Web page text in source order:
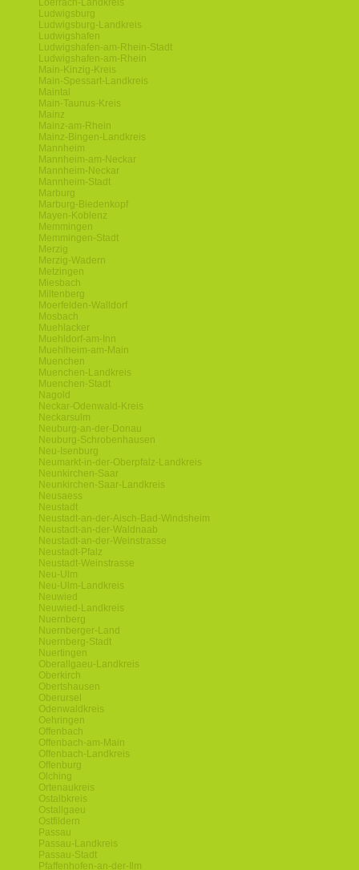
Loerrach-Landkreis
Ludwigsburg
Ludwigsburg-Landkreis
Ludwigshafen
Ludwigshafen-am-Rhein-Stadt
Ludwigshafen-am-Rhein
Main-Kinzig-Kreis
Main-Spessart-Landkreis
Maintal
Main-Taunus-Kreis
Mainz
Mainz-am-Rhein
Mainz-Bingen-Landkreis
Mannheim
Mannheim-am-Neckar
Mannheim-Neckar
Mannheim-Stadt
Marburg
Marburg-Biedenkopf
Mayen-Koblenz
Memmingen
Memmingen-Stadt
Merzig
Merzig-Wadern
Metzingen
Miesbach
Miltenberg
Moerfelden-Walldorf
Mosbach
Muehlacker
Muehldorf-am-Inn
Muehlheim-am-Main
Muenchen
Muenchen-Landkreis
Muenchen-Stadt
Nagold
Neckar-Odenwald-Kreis
Neckarsulm
Neuburg-an-der-Donau
Neuburg-Schrobenhausen
Neu-Isenburg
Neumarkt-in-der-Oberpfalz-Landkreis
Neunkirchen-Saar
Neunkirchen-Saar-Landkreis
Neusaess
Neustadt
Neustadt-an-der-Aisch-Bad-Windsheim
Neustadt-an-der-Waldnaab
Neustadt-an-der-Weinstrasse
Neustadt-Pfalz
Neustadt-Weinstrasse
Neu-Ulm
Neu-Ulm-Landkreis
Neuwied
Neuwied-Landkreis
Nuernberg
Nuernberger-Land
Nuernberg-Stadt
Nuertingen
Oberallgaeu-Landkreis
Oberkirch
Obertshausen
Oberursel
Odenwaldkreis
Oehringen
Offenbach
Offenbach-am-Main
Offenbach-Landkreis
Offenburg
Olching
Ortenaukreis
Ostalbkreis
Ostallgaeu
Ostfildern
Passau
Passau-Landkreis
Passau-Stadt
Pfaffenhofen-an-der-Ilm